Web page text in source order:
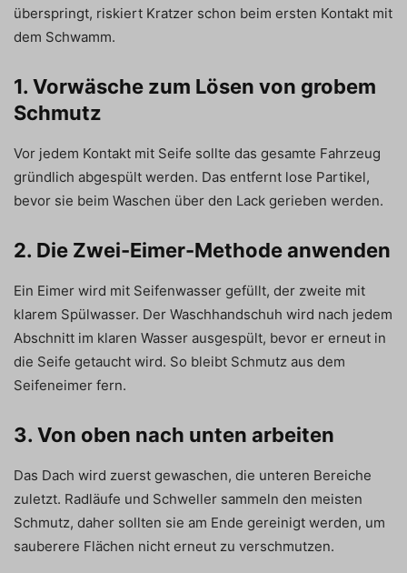
überspringt, riskiert Kratzer schon beim ersten Kontakt mit
dem Schwamm.
1. Vorwäsche zum Lösen von grobem
Schmutz
Vor jedem Kontakt mit Seife sollte das gesamte Fahrzeug
gründlich abgespült werden. Das entfernt lose Partikel,
bevor sie beim Waschen über den Lack gerieben werden.
2. Die Zwei-Eimer-Methode anwenden
Ein Eimer wird mit Seifenwasser gefüllt, der zweite mit
klarem Spülwasser. Der Waschhandschuh wird nach jedem
Abschnitt im klaren Wasser ausgespült, bevor er erneut in
die Seife getaucht wird. So bleibt Schmutz aus dem
Seifeneimer fern.
3. Von oben nach unten arbeiten
Das Dach wird zuerst gewaschen, die unteren Bereiche
zuletzt. Radläufe und Schweller sammeln den meisten
Schmutz, daher sollten sie am Ende gereinigt werden, um
sauberere Flächen nicht erneut zu verschmutzen.